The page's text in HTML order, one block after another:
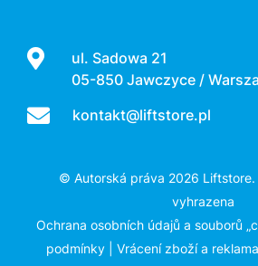
ul. Sadowa 21
05-850 Jawczyce /
kontakt@liftstore.pl
© Autorská práva 2026 Liftstore.
vyhrazena
Ochrana osobních údajů a souborů
podmínky
Vrácení zboží a